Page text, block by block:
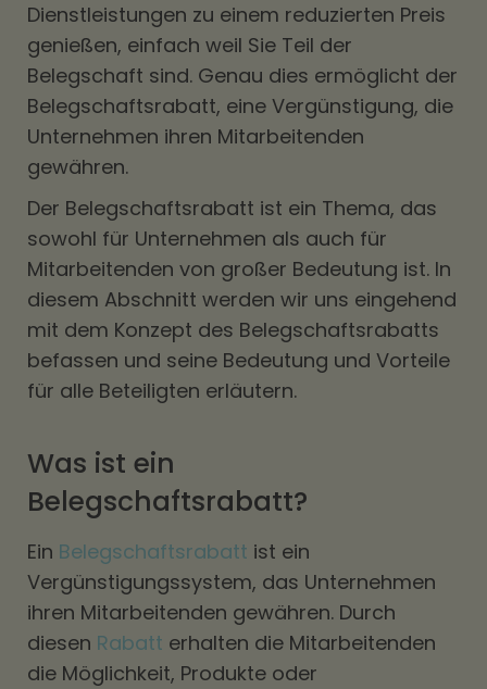
Dienstleistungen zu einem reduzierten Preis
genießen, einfach weil Sie Teil der
Belegschaft sind. Genau dies ermöglicht der
Belegschaftsrabatt, eine Vergünstigung, die
Unternehmen ihren Mitarbeitenden
gewähren.
Der Belegschaftsrabatt ist ein Thema, das
sowohl für Unternehmen als auch für
Mitarbeitenden von großer Bedeutung ist. In
diesem Abschnitt werden wir uns eingehend
mit dem Konzept des Belegschaftsrabatts
befassen und seine Bedeutung und Vorteile
für alle Beteiligten erläutern.
Was ist ein
Belegschaftsrabatt?
Ein Belegschaftsrabatt ist ein
Vergünstigungssystem, das Unternehmen
ihren Mitarbeitenden gewähren. Durch
diesen Rabatt erhalten die Mitarbeitenden
die Möglichkeit, Produkte oder